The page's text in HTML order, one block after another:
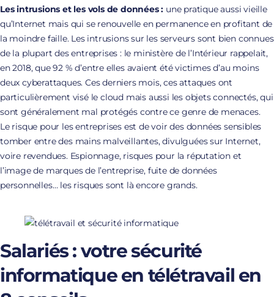
Les intrusions et les vols de données : une pratique aussi vieille
qu’Internet mais qui se renouvelle en permanence en profitant de
la moindre faille. Les intrusions sur les serveurs sont bien connues
de la plupart des entreprises : le ministère de l’Intérieur rappelait,
en 2018, que 92 % d’entre elles avaient été victimes d’au moins
deux cyberattaques. Ces derniers mois, ces attaques ont
particulièrement visé le cloud mais aussi les objets connectés, qui
sont généralement mal protégés contre ce genre de menaces.
Le risque pour les entreprises est de voir des données sensibles
tomber entre des mains malveillantes, divulguées sur Internet,
voire revendues. Espionnage, risques pour la réputation et
l’image de marques de l’entreprise, fuite de données
personnelles… les risques sont là encore grands.
Salariés : votre sécurité
informatique en télétravail en